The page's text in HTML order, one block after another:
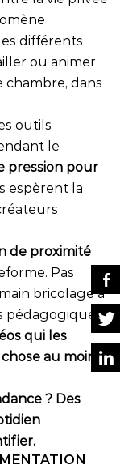
différents
ou animer
chambre, dans
outils
le
pression pour
espèrent la
de proximité
Pas
bricolage à
pédagogiques.
qui les
au moins
? Des